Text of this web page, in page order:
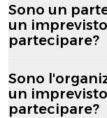
Sono un
un
partecipare?
Sono
un
partecipare?